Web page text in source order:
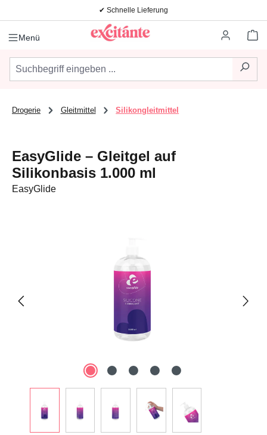
Zum Hauptinhalt springen✔ Schnelle Lieferung
Menü
Drogerie Gleitmittel Silikongleitmittel
EasyGlide – Gleitgel auf
Silikonbasis 1.000 ml
EasyGlide